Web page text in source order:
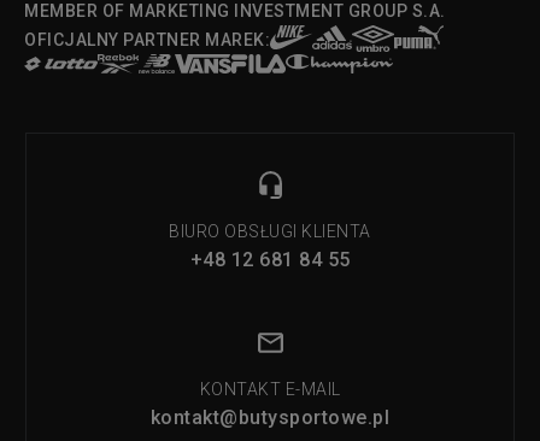
MEMBER OF MARKETING INVESTMENT GROUP S.A.
OFICJALNY PARTNER MAREK:
BIURO OBSŁUGI KLIENTA
+48 12 681 84 55
KONTAKT E-MAIL
kontakt@butysportowe.pl